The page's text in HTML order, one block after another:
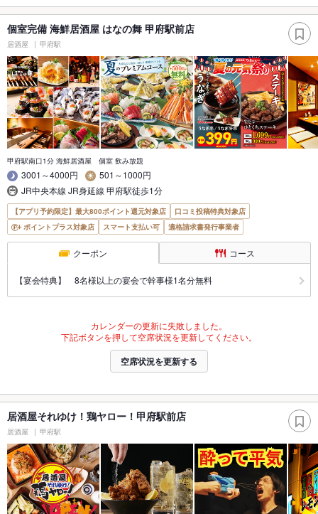
個室完備 海鮮居酒屋 はなの舞 甲府駅前店
居酒屋 甲府駅
甲府駅南口1分 海鮮居酒屋 個室 飲み放題
3001～4000円
501～1000円
JR中央本線 JR身延線 甲府駅徒歩1分
【アプリ予約限定】最大800ポイント還元対象店
口コミ投稿特典対象店
ポイントプラス対象店
スマート支払い可 適格請求書発行事業者
クーポン コース
【宴会特典】 8名様以上の宴会で幹事様1名分無料
カレンダーの更新に失敗しました。
下記ボタンを押して空席状況を更新してください。
空席状況を更新する
居酒屋それゆけ！鶏ヤロー！甲府駅前店
居酒屋 甲府駅